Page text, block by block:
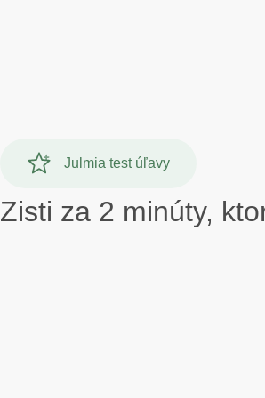
Julmia test úľavy
Zisti za 2 minúty,